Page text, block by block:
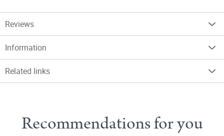
Reviews
Information
Related links
Recommendations for you